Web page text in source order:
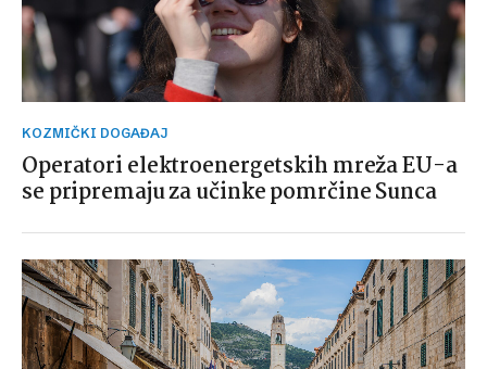
KOZMIČKI DOGAĐAJ
Operatori elektroenergetskih mreža EU-a
se pripremaju za učinke pomrčine Sunca